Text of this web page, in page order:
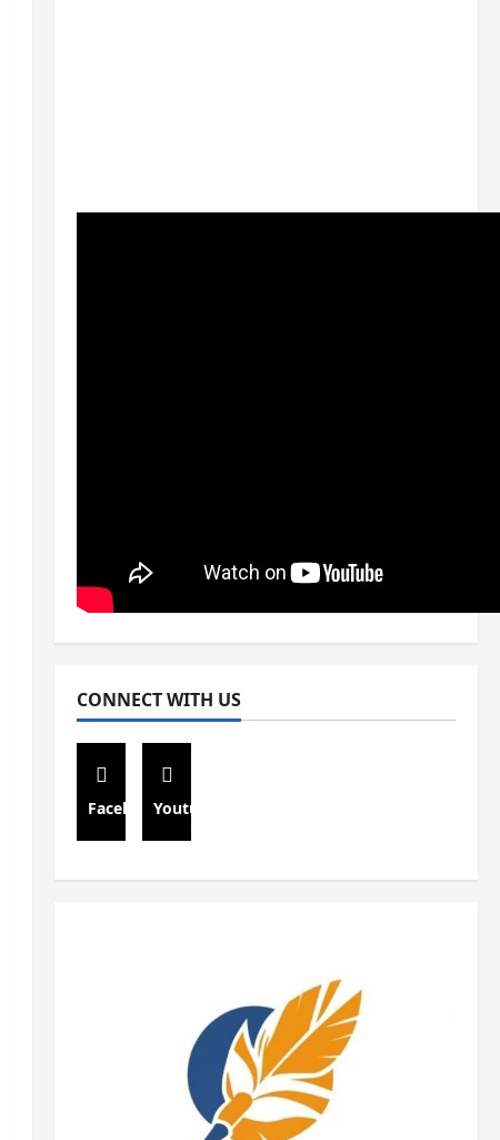
CONNECT WITH US
FacebookYoutube